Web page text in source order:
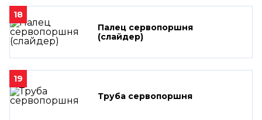
18
Палец сервопоршня
(слайдер)
19
Труба сервопоршня